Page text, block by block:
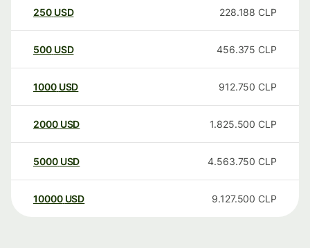
250 USD 228.188 CLP
500 USD 456.375 CLP
1000 USD 912.750 CLP
2000 USD 1.825.500 CLP
5000 USD 4.563.750 CLP
10000 USD 9.127.500 CLP